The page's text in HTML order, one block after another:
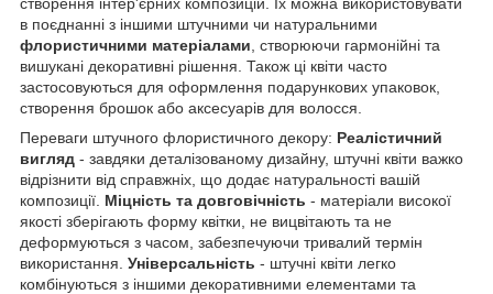
в поєднанні з іншими штучними чи натуральними
флористичними матеріалами , створюючи гармонійні та
вишукані декоративні рішення. Також ці квіти часто
застосовуються для оформлення подарункових упаковок,
створення брошок або аксесуарів для волосся.
Переваги штучного флористичного декору: Реалістичний
вигляд - завдяки деталізованому дизайну, штучні квіти важко
відрізнити від справжніх, що додає натуральності вашій
композиції. Міцність та довговічність - матеріали високої
якості зберігають форму квітки, не вицвітають та не
деформуються з часом, забезпечуючи тривалий термін
використання. Універсальність - штучні квіти легко
комбінуються з іншими декоративними елементами та